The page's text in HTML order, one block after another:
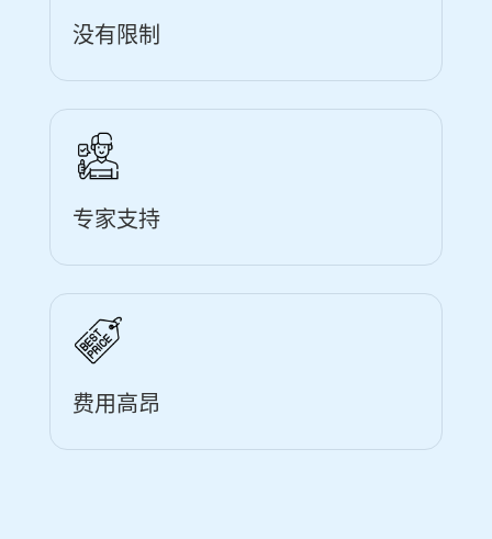
没有限制
专家支持
费用高昂